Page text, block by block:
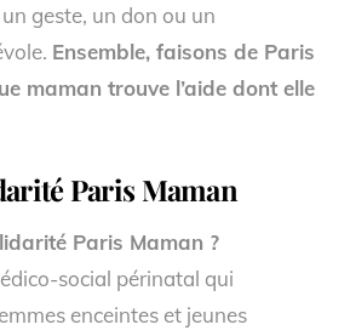
geste, un don ou un
Ensemble, faisons de Paris
maman trouve l’aide dont elle
Paris Maman
Paris Maman ?
social périnatal qui
enceintes et jeunes